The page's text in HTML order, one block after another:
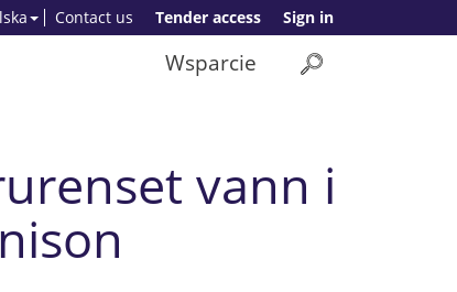
Sign in
Tender access
Contact us
Wsparcie
vann i